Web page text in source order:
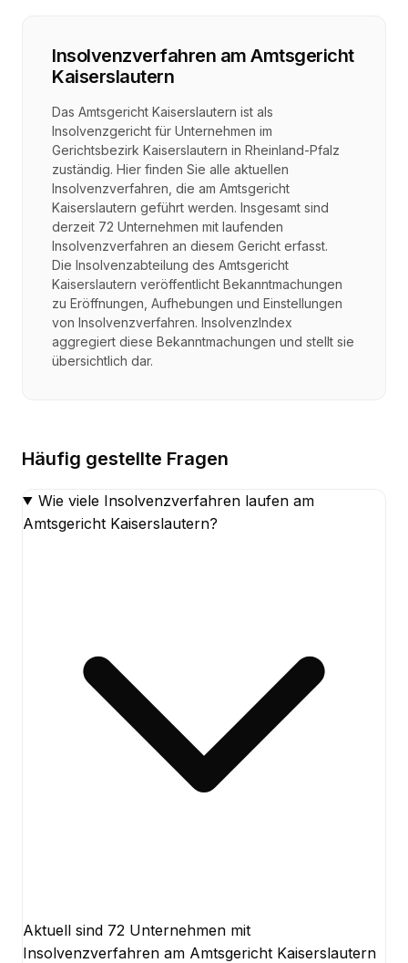
Insolvenzverfahren am Amtsgericht
Kaiserslautern
Das Amtsgericht Kaiserslautern ist als
Insolvenzgericht für Unternehmen im
Gerichtsbezirk Kaiserslautern in Rheinland-Pfalz
zuständig. Hier finden Sie alle aktuellen
Insolvenzverfahren, die am Amtsgericht
Kaiserslautern geführt werden. Insgesamt sind
derzeit 72 Unternehmen mit laufenden
Insolvenzverfahren an diesem Gericht erfasst.
Die Insolvenzabteilung des Amtsgericht
Kaiserslautern veröffentlicht Bekanntmachungen
zu Eröffnungen, Aufhebungen und Einstellungen
von Insolvenzverfahren. InsolvenzIndex
aggregiert diese Bekanntmachungen und stellt sie
übersichtlich dar.
Häufig gestellte Fragen
Wie viele Insolvenzverfahren laufen am
Amtsgericht Kaiserslautern?
Aktuell sind 72 Unternehmen mit
Insolvenzverfahren am Amtsgericht Kaiserslautern